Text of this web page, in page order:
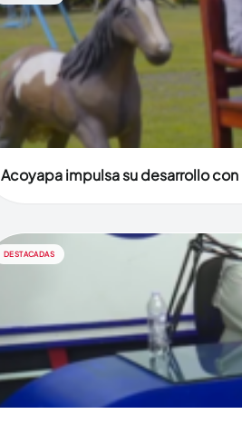
Acoyapa impulsa su desarrollo
DESTACADAS